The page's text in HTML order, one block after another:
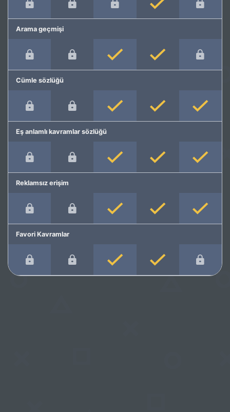
Arama geçmişi
Cümle sözlüğü
Eş anlamlı kavramlar sözlüğü
Reklamsız erişim
Favori Kavramlar